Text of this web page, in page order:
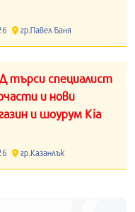
гр.Павел Баня
търси специалист
и нови
и шоурум Kia
гр.Казанлък